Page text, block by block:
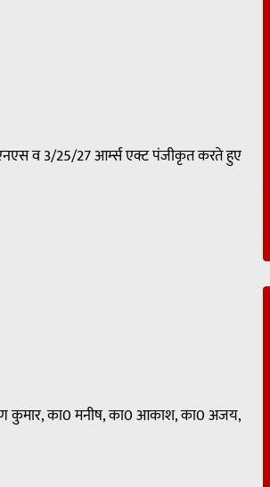
व 3/25/27 आर्म्स एक्ट पंजीकृत करते हुए
कुमार, का0 मनीष, का0 आकाश, का0 अजय,